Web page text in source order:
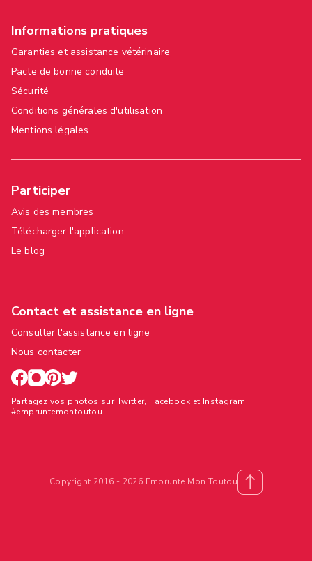
Informations pratiques
Garanties et assistance vétérinaire
Pacte de bonne conduite
Sécurité
Conditions générales d'utilisation
Mentions légales
Participer
Avis des membres
Télécharger l'application
Le blog
Contact et assistance en ligne
Consulter l'assistance en ligne
Nous contacter
Partagez vos photos sur Twitter, Facebook et Instagram
#empruntemontoutou
Copyright 2016 - 2026 Emprunte Mon Toutou